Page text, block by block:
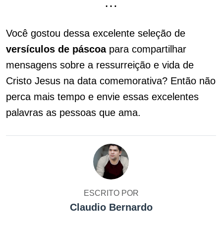
Você gostou dessa excelente seleção de
versículos de páscoa para compartilhar
mensagens sobre a ressurreição e vida de
Cristo Jesus na data comemorativa? Então não
perca mais tempo e envie essas excelentes
palavras as pessoas que ama.
ESCRITO POR
Claudio Bernardo